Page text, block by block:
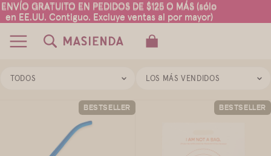
ENVÍO GRATUITO EN PEDIDOS DE $125 O MÁS (sólo
en EE.UU. Contiguo. Excluye ventas al por mayor)
ENVÍO GRATUITO EN PEDIDOS DE $125 O MÁS (sólo
en EE.UU. Contiguo. Excluye ventas al por mayor)
TODOS LOS MÁS VENDIDOS
BESTSELLER BESTSELLER